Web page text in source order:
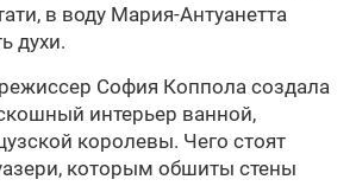
в воду Мария-Антуанетта
духи.
София Коппола создала
интерьер ванной,
королевы. Чего стоят
которым обшиты стены